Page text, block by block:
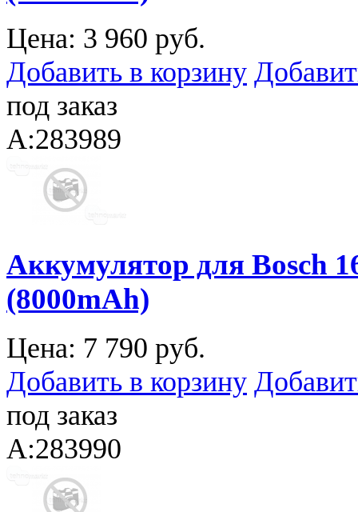
Цена: 3 960 руб.
Добавить в корзину
под заказ
A:283989
Аккумулятор для Bosch
(8000mAh)
Цена: 7 790 руб.
Добавить в корзину
под заказ
A:283990